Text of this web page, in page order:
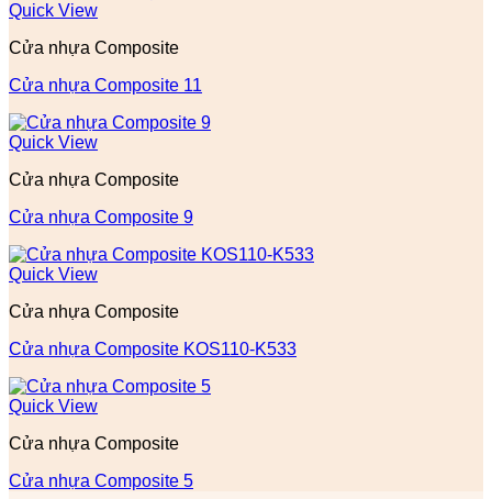
Quick View
Cửa nhựa Composite
Cửa nhựa Composite 11
Quick View
Cửa nhựa Composite
Cửa nhựa Composite 9
Quick View
Cửa nhựa Composite
Cửa nhựa Composite KOS110-K533
Quick View
Cửa nhựa Composite
Cửa nhựa Composite 5